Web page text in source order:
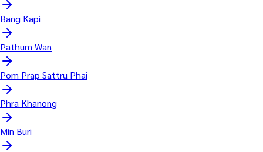
Bang Kapi
Pathum Wan
Pom Prap Sattru Phai
Phra Khanong
Min Buri